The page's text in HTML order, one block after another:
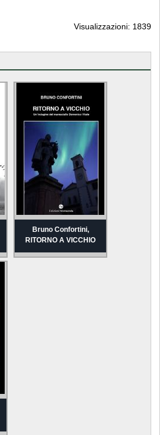
Visualizzazioni: 1839
Bruno Confortini,
RITORNO A VICCHIO